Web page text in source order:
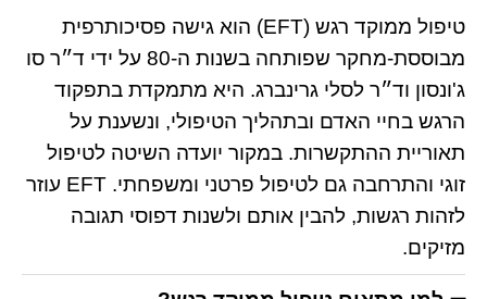
טיפול ממוקד רגש (EFT) הוא גישה פסיכותרפית
מבוססת-מחקר שפותחה בשנות ה-80 על ידי ד״ר סו
ג'ונסון וד״ר לסלי גרינברג. היא מתמקדת בתפקוד
הרגש בחיי האדם ובתהליך הטיפולי, ונשענת על
תאוריית ההתקשרות. במקור יועדה השיטה לטיפול
זוגי והתרחבה גם לטיפול פרטני ומשפחתי. EFT עוזר
לזהות רגשות, להבין אותם ולשנות דפוסי תגובה
מזיקים.